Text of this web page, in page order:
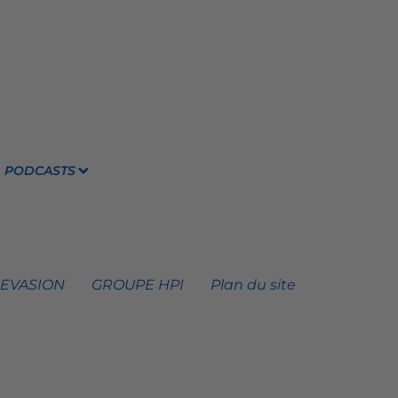
PODCASTS
GROUPE HPI Plan du site